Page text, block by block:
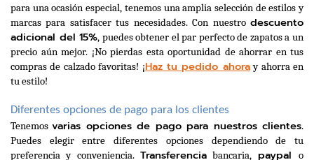
para una ocasión especial, tenemos una amplia selección de estilos y
marcas para satisfacer tus necesidades. Con nuestro descuento
adicional del 15%, puedes obtener el par perfecto de zapatos a un
precio aún mejor. ¡No pierdas esta oportunidad de ahorrar en tus
compras de calzado favoritas! ¡Haz tu pedido ahora y ahorra en
tu estilo!
Diferentes opciones de pago para los clientes
Tenemos varias opciones de pago para nuestros clientes.
Puedes elegir entre diferentes opciones dependiendo de tu
preferencia y conveniencia. Transferencia bancaria, paypal